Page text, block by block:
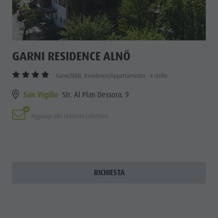
GARNI RESIDENCE ALNÖ
Garni/B&B, Residence/Appartamento - 4 stelle
San Vigilio Str. Al Plan Dessora, 9
Aggiungi alla richiesta collettiva
RICHIESTA